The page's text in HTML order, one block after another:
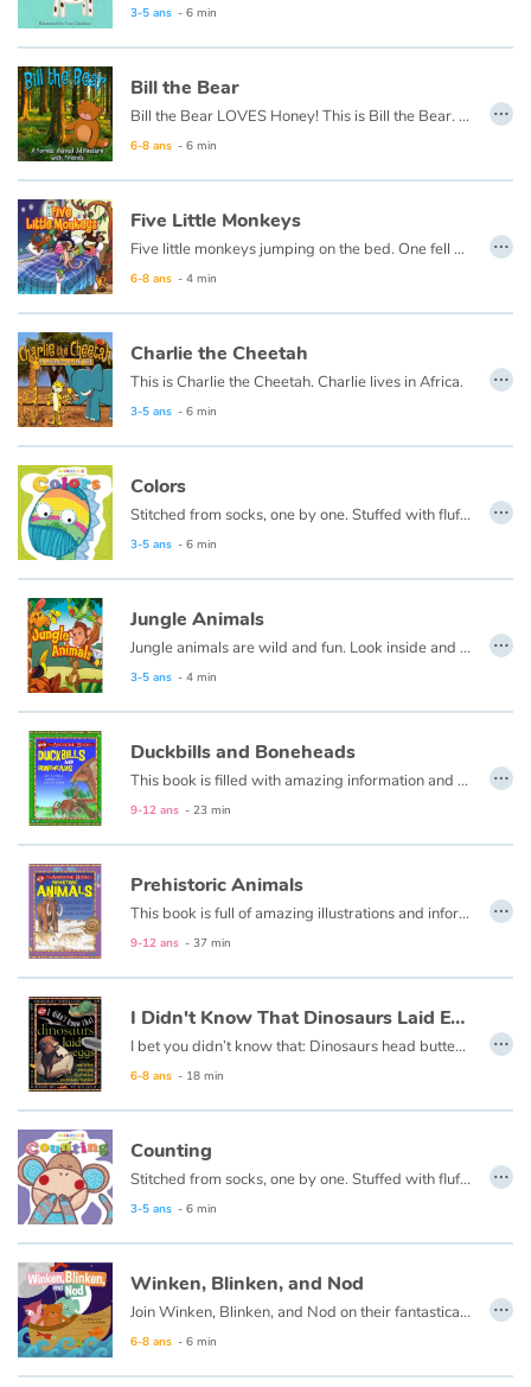
3-5 ans - 6 min
Bill the Bear
Bill the Bear LOVES Honey! This is Bill the Bear. Bill the Bear’s home is in the forest. Bill’s favorite things are honey, colors, adventure, and more honey!
6-8 ans - 6 min
…
Five Little Monkeys
Five little monkeys jumping on the bed. One fell off and bumped his head. Momma called the doctor, and the doctor said, “No more monkeys jumping on the bed!”
6-8 ans - 4 min
…
Charlie the Cheetah
This is Charlie the Cheetah. Charlie lives in Africa.
3-5 ans - 6 min
…
Colors
Stitched from socks, one by one. Stuffed with fluff and full of fun. Sockheadz live in a land of joy that welcomes every girl and boy!
3-5 ans - 6 min
…
Jungle Animals
Jungle animals are wild and fun. Look inside and pick your favorite one.
3-5 ans - 4 min
…
Duckbills and Boneheads
This book is filled with amazing information and striking illustrations of the giants that roamed our lands with duckbills, bony heads, horns, and crests.
9-12 ans - 23 min
…
Prehistoric Animals
This book is full of amazing illustrations and information about the animals that lived on Earth millions of years ago, and the few that managed to survive.
9-12 ans - 37 min
…
I Didn't Know That Dinosaurs Laid Eggs
I bet you didn’t know that: Dinosaurs head butted each other. Some dinosaurs wore armor. Some dinosaurs stole eggs. Watch for the projects symbol for hands-on fun and seek out fascinating borderline facts Try solving the True or False quizzes, and Search and Find the hidden objects in the superb illustrations.
6-8 ans - 18 min
…
Counting
Stitched from socks, one by one. Stuffed with fluff and full of fun. Sockheadz live in a land of joy that welcomes every girl and boy! Come on in and play with the Sockheadz!
3-5 ans - 6 min
…
Winken, Blinken, and Nod
Join Winken, Blinken, and Nod on their fantastical journey to a land beyond sleep in this expanded version of the classic children's tale. The imaginative rhyme and whimsical illustrations will get your little one ready for bedtime-and a night full of fun, sweet dreams.
6-8 ans - 6 min
…